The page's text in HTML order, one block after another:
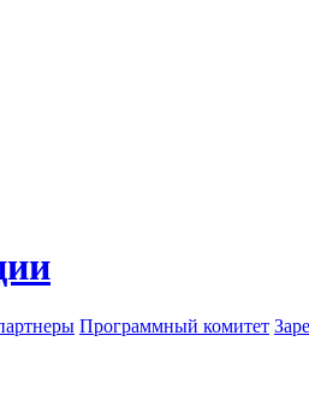
Программный комитет